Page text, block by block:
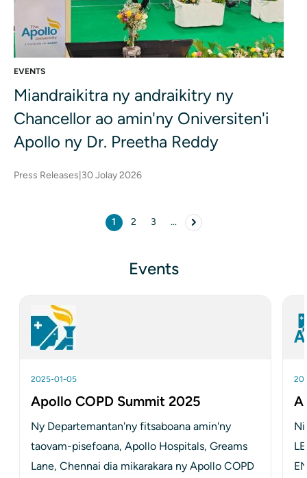
EVENTS
Miandraikitra ny andraikitry ny
Chancellor ao amin'ny Oniversiten'i
Apollo ny Dr. Preetha Reddy
Press Releases 30 Jolay 2026
Pejy ankehitriny
1 2
pejy
3 ...
Next pejy
Events
2025-01-05
Apollo COPD Summit 2025
Ny Departemantan'ny fitsaboana amin'ny
taovam-pisefoana, Apollo Hospitals, Greams
Lane, Chennai dia mikarakara ny Apollo COPD